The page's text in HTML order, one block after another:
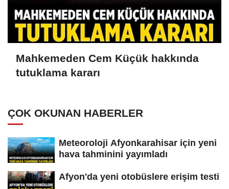
Mahkemeden Cem Küçük hakkında
tutuklama kararı
ÇOK OKUNAN HABERLER
Meteoroloji Afyonkarahisar için yeni
hava tahminini yayımladı
Afyon'da yeni otobüslere erişim testi